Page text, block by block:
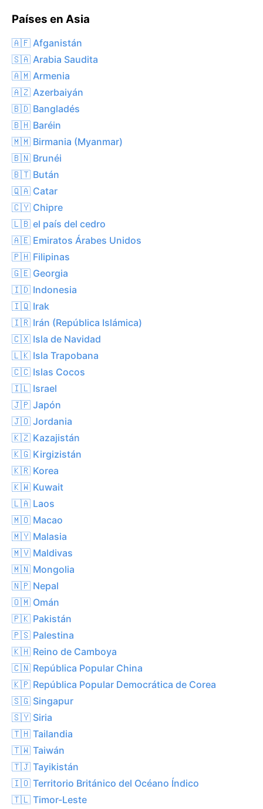
Países en Asia
🇦🇫 Afganistán
🇸🇦 Arabia Saudita
🇦🇲 Armenia
🇦🇿 Azerbaiyán
🇧🇩 Bangladés
🇧🇭 Baréin
🇲🇲 Birmania (Myanmar)
🇧🇳 Brunéi
🇧🇹 Bután
🇶🇦 Catar
🇨🇾 Chipre
🇱🇧 el país del cedro
🇦🇪 Emiratos Árabes Unidos
🇵🇭 Filipinas
🇬🇪 Georgia
🇮🇩 Indonesia
🇮🇶 Irak
🇮🇷 Irán (República Islámica)
🇨🇽 Isla de Navidad
🇱🇰 Isla Trapobana
🇨🇨 Islas Cocos
🇮🇱 Israel
🇯🇵 Japón
🇯🇴 Jordania
🇰🇿 Kazajistán
🇰🇬 Kirgizistán
🇰🇷 Korea
🇰🇼 Kuwait
🇱🇦 Laos
🇲🇴 Macao
🇲🇾 Malasia
🇲🇻 Maldivas
🇲🇳 Mongolia
🇳🇵 Nepal
🇴🇲 Omán
🇵🇰 Pakistán
🇵🇸 Palestina
🇰🇭 Reino de Camboya
🇨🇳 República Popular China
🇰🇵 República Popular Democrática de Corea
🇸🇬 Singapur
🇸🇾 Siria
🇹🇭 Tailandia
🇹🇼 Taiwán
🇹🇯 Tayikistán
🇮🇴 Territorio Británico del Océano Índico
🇹🇱 Timor-Leste